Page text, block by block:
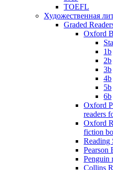
TOEFL
Художественная
Graded
Oxford
1b
2b
3b
4b
5b
6b
Oxford
readers
Oxford
fiction
Reading
Pearson
Penguin
Collins